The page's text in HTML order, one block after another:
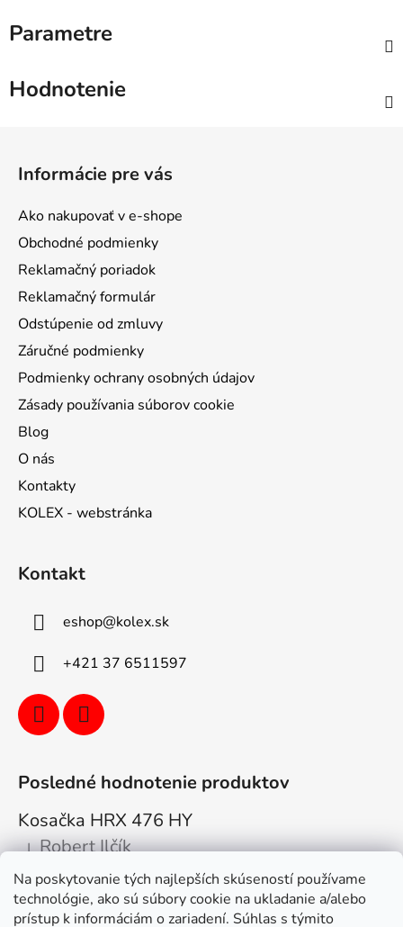
Na poskytovanie tých najlepších skúseností používame
technológie, ako sú súbory cookie na ukladanie a/alebo
prístup k informáciám o zariadení. Súhlas s týmito
Parametre
Hodnotenie
Informácie pre vás
Ako nakupovať v e-shope
Obchodné podmienky
Reklamačný poriadok
Reklamačný formulár
Odstúpenie od zmluvy
Záručné podmienky
Podmienky ochrany osobných údajov
Zásady používania súborov cookie
Blog
O nás
Kontakty
KOLEX - webstránka
Kontakt
eshop@kolex.sk
+421 37 6511597
Posledné hodnotenie produktov
Kosačka HRX 476 HY
Hodnotenie produktu je 5 z 5 hviezdičiek.
| Robert Ilčík
Super. Odporúčam